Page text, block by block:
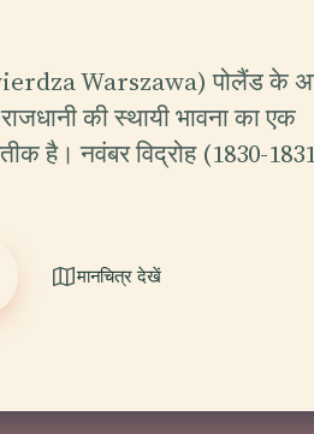
Warszawa) पोलैंड के
की स्थायी भावना का एक
है। नवंबर विद्रोह (1830-
मानचित्र देखें